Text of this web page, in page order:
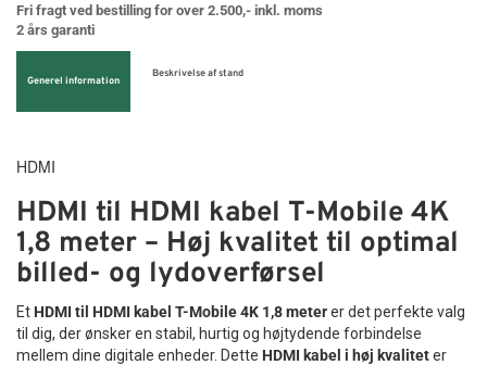
Fri fragt ved bestilling for over 2.500,- inkl. moms
2 års garanti
Generel information
Beskrivelse af stand
HDMI
HDMI til HDMI kabel T-Mobile 4K
1,8 meter – Høj kvalitet til optimal
billed- og lydoverførsel
Et HDMI til HDMI kabel T-Mobile 4K 1,8 meterer det perfekte valg
til dig, der ønsker en stabil, hurtig og højtydende forbindelse
mellem dine digitale enheder. Dette HDMI kabel i høj kvaliteter